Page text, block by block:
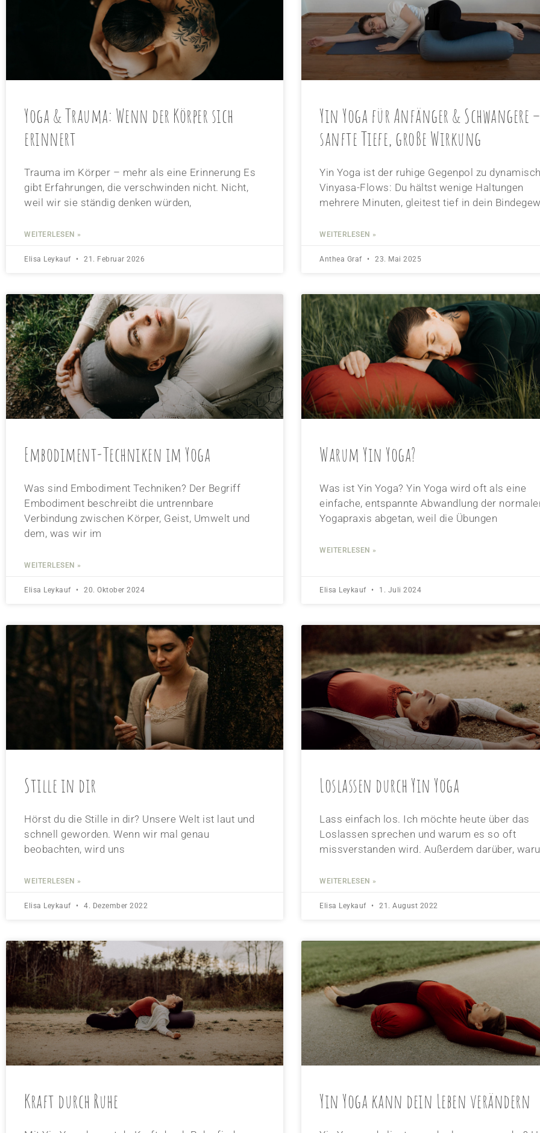
Yoga & Trauma: Wenn der Körper sich
erinnert
Trauma im Körper – mehr als eine Erinnerung Es
gibt Erfahrungen, die verschwinden nicht. Nicht,
weil wir sie ständig denken würden,
WEITERLESEN »
Elisa Leykauf 21. Februar 2026
Yin Yoga für Anfänger & Schwangere –
sanfte Tiefe, große Wirkung
Yin Yoga ist der ruhige Gegenpol zu
Vinyasa-Flows: Du hältst wenige Haltungen
mehrere Minuten, gleitest tief in dein
WEITERLESEN »
Anthea Graf 23. Mai 2025
Embodiment-Techniken im Yoga
Was sind Embodiment Techniken? Der Begriff
Embodiment beschreibt die untrennbare
Verbindung zwischen Körper, Geist, Umwelt und
dem, was wir im
WEITERLESEN »
Elisa Leykauf 20. Oktober 2024
Warum Yin Yoga?
Was ist Yin Yoga? Yin Yoga wird oft als eine
einfache, entspannte Abwandlung der
Yogapraxis abgetan, weil die Übungen
WEITERLESEN »
Elisa Leykauf 1. Juli 2024
Stille in dir
Hörst du die Stille in dir? Unsere Welt ist laut und
schnell geworden. Wenn wir mal genau
beobachten, wird uns
WEITERLESEN »
Elisa Leykauf 4. Dezember 2022
Loslassen durch Yin Yoga
Lass einfach los. Ich möchte heute über das
Loslassen sprechen und warum es so oft
missverstanden wird. Außerdem darüber,
WEITERLESEN »
Elisa Leykauf 21. August 2022
Kraft durch Ruhe Yin Yoga kann dein Leben verändern